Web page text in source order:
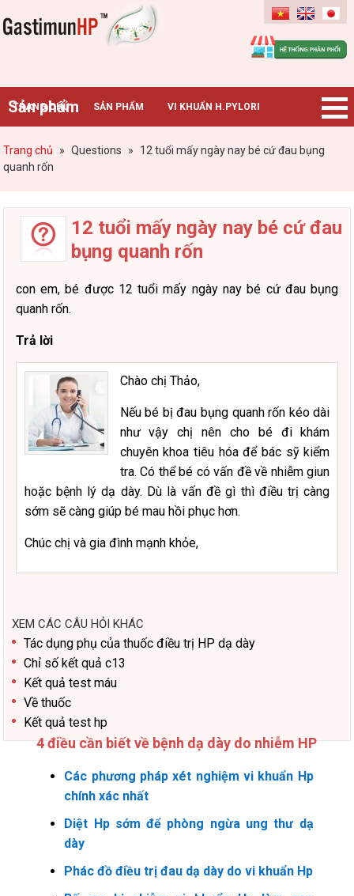
Gastimunhp
Sản phẩm
TRANG CHỦ SẢN PHẨM VI KHUẨN H.PYLORI
BỆNH DẠ DÀY TIN TỨC – SỰ KIỆN HƯỚNG DẪN MUA HÀNG
Trang chủ » Questions »
12 tuổi mấy ngày nay bé cứ đau bụng
quanh rốn
12 tuổi mấy ngày nay bé cứ đau
bụng quanh rốn
con em, bé được 12 tuổi mấy ngày nay bé cứ đau bụng
quanh rốn.
Trả lời
Chào chị Thảo,
Nếu bé bị đau bụng quanh rốn kéo dài
như vậy chị nên cho bé đi khám
chuyên khoa tiêu hóa để bác sỹ kiểm
tra. Có thể bé có vấn đề về nhiễm giun
hoặc bệnh lý dạ dày. Dù là vấn đề gì thì điều trị càng
sớm sẽ càng giúp bé mau hồi phục hơn.
Chúc chị và gia đình mạnh khỏe,
XEM CÁC CÂU HỎI KHÁC
Tác dụng phụ của thuốc điều trị HP dạ dày
Chỉ số kết quả c13
Kết quả test máu
Về thuốc
Kết quả test hp
4 điều cần biết về bệnh dạ dày do nhiễm HP
Các phương pháp xét nghiệm vi khuẩn Hp
chính xác nhất
Diệt Hp sớm để phòng ngừa ung thư dạ
dày
Phác đồ điều trị đau dạ dày do vi khuẩn Hp